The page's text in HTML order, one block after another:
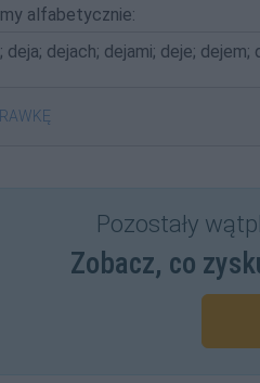
alfabetycznie:
deja; dejach; dejami; deje;
Pozostały
Zobacz, co